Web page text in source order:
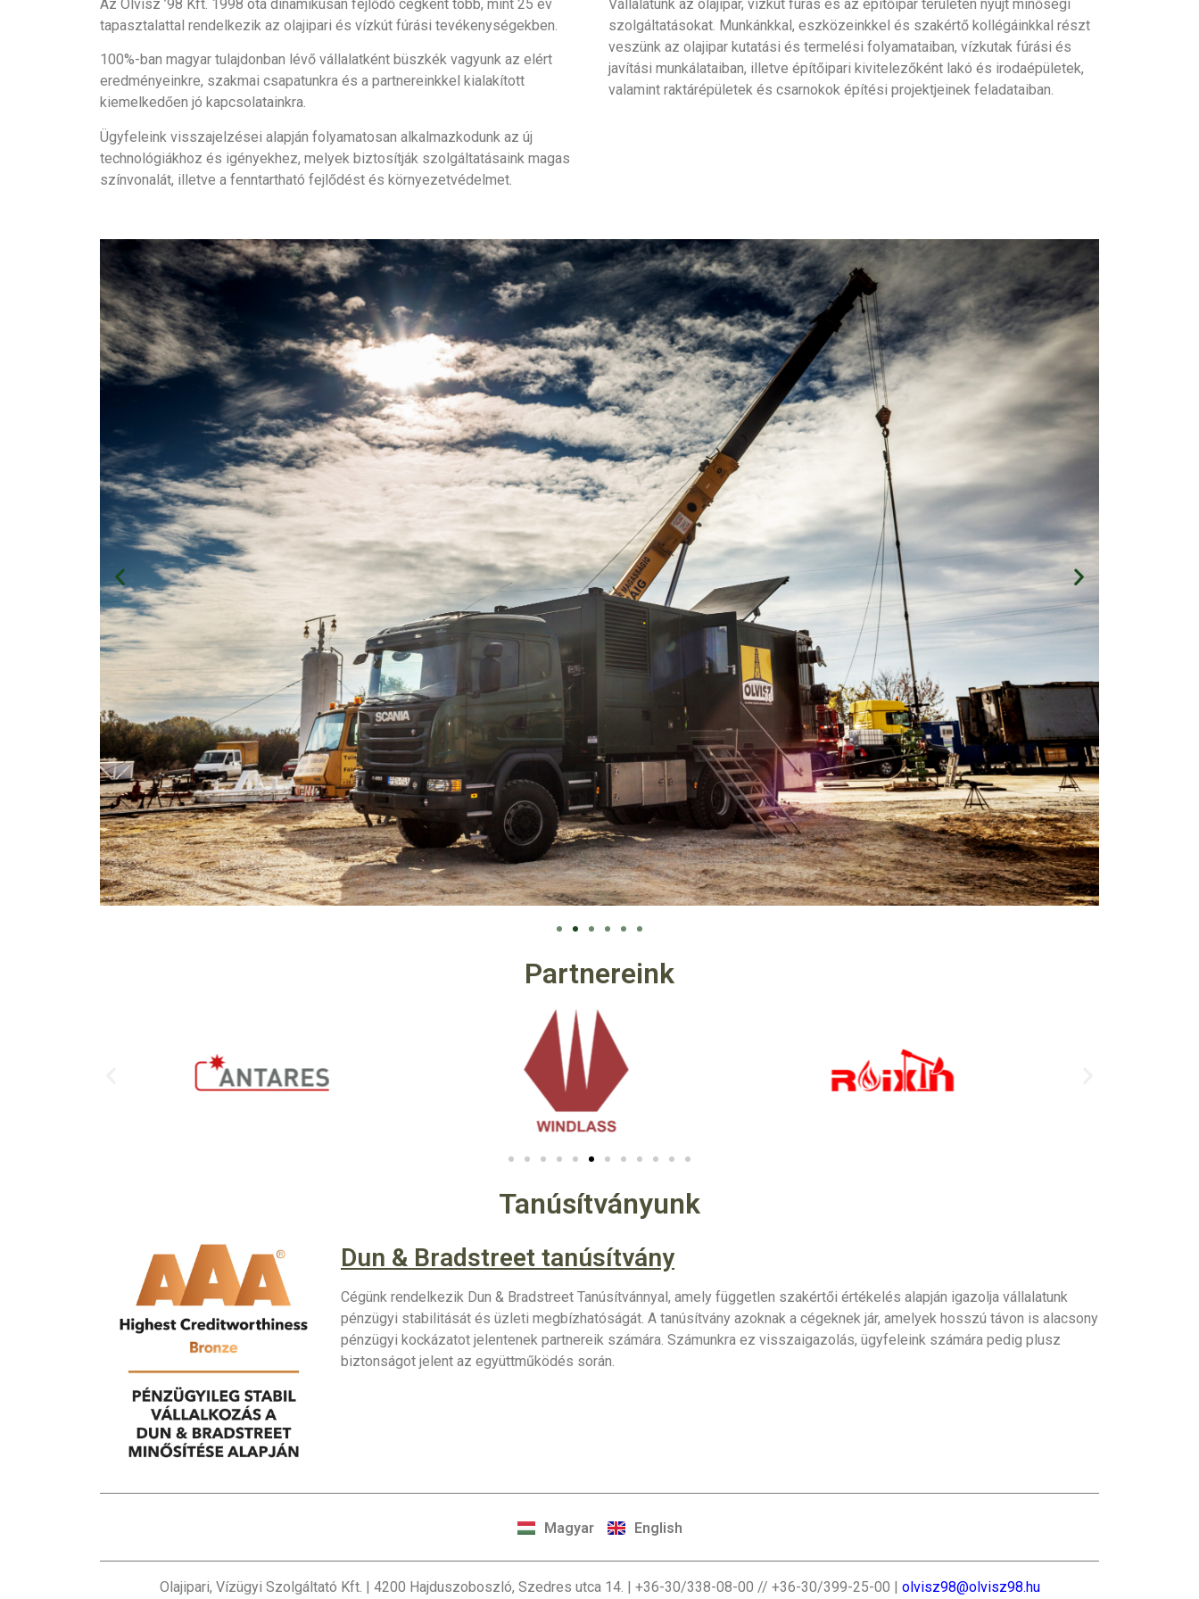
Az Olvisz ’98 Kft. 1998 óta dinamikusan fejlődő cégként több, mint 25 év
tapasztalattal rendelkezik az olajipari és vízkút fúrási tevékenységekben.
100%-ban magyar tulajdonban lévő vállalatként büszkék vagyunk az elért
eredményeinkre, szakmai csapatunkra és a partnereinkkel kialakított
kiemelkedően jó kapcsolatainkra.
Ügyfeleink visszajelzései alapján folyamatosan alkalmazkodunk az új
technológiákhoz és igényekhez, melyek biztosítják szolgáltatásaink magas
színvonalát, illetve a fenntartható fejlődést és környezetvédelmet.
Vállalatunk az olajipar, vízkút fúrás és az építőipar területén nyújt minőségi
szolgáltatásokat. Munkánkkal, eszközeinkkel és szakértő kollégáinkkal részt
veszünk az olajipar kutatási és termelési folyamataiban, vízkutak fúrási és
javítási munkálataiban, illetve építőipari kivitelezőként lakó és irodaépületek,
valamint raktárépületek és csarnokok építési projektjeinek feladataiban.
Partnereink
Tanúsítványunk
Dun & Bradstreet tanúsítvány
Cégünk rendelkezik Dun & Bradstreet Tanúsítvánnyal, amely független szakértői értékelés alapján igazolja vállalatunk
pénzügyi stabilitását és üzleti megbízhatóságát. A tanúsítvány azoknak a cégeknek jár, amelyek hosszú távon is alacsony
pénzügyi kockázatot jelentenek partnereik számára. Számunkra ez visszaigazolás, ügyfeleink számára pedig plusz
biztonságot jelent az együttműködés során.
Magyar English
Olajipari, Vízügyi Szolgáltató Kft. | 4200 Hajduszoboszló, Szedres utca 14. | +36-30/338-08-00 // +36-30/399-25-00 | olvisz98@olvisz98.hu